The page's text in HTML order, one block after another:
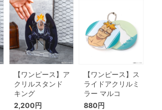
【ワンピース】ア
クリルスタンド
キング
2,200円
【ワンピース】ス
ライドアクリルミ
ラー マルコ
880円